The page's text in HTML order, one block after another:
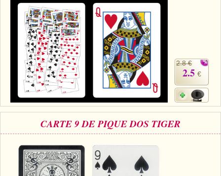
2.8 €
2.5 €
CARTE 9 DE PIQUE DOS TIGER